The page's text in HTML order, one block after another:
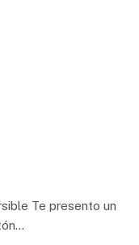
Te presento un